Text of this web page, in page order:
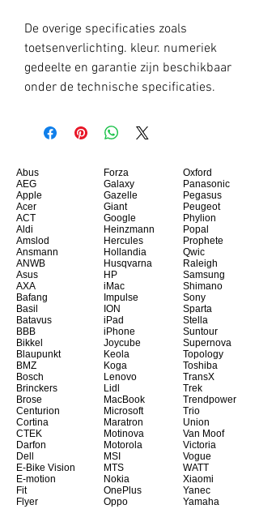
De overige specificaties zoals
toetsenverlichting. kleur. numeriek
gedeelte en garantie zijn beschikbaar
onder de technische specificaties.
Abus
AEG
Apple
Acer
ACT
Aldi
Amslod
Ansmann
ANWB
Asus
AXA
Bafang
Basil
Batavus
BBB
Bikkel
Blaupunkt
BMZ
Bosch
Brinckers
Brose
Centurion
Cortina
CTEK
Darfon
Dell
E-Bike Vision
E-motion
Fit
Flyer
Forza
Galaxy
Gazelle
Giant
Google
Heinzmann
Hercules
Hollandia
Husqvarna
HP
iMac
Impulse
ION
iPad
iPhone
Joycube
Keola
Koga
Lenovo
Lidl
MacBook
Microsoft
Maratron
Motinova
Motorola
MSI
MTS
Nokia
OnePlus
Oppo
Oxford
Panasonic
Pegasus
Peugeot
Phylion
Popal
Prophete
Qwic
Raleigh
Samsung
Shimano
Sony
Sparta
Stella
Suntour
Supernova
Topology
Toshiba
TransX
Trek
Trendpower
Trio
Union
Van Moof
Victoria
Vogue
WATT
Xiaomi
Yanec
Yamaha